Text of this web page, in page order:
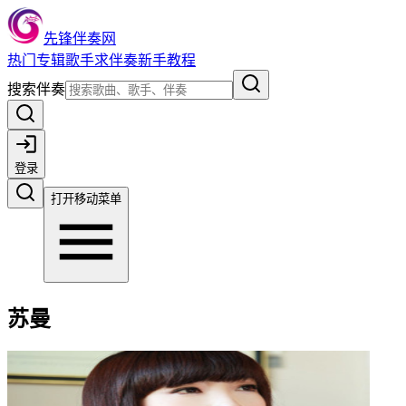
先锋伴奏网
热门 专辑歌手求伴奏新手教程
搜索伴奏
登录
打开移动菜单
苏曼